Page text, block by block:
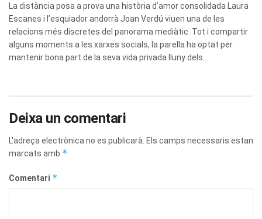
La distància posa a prova una història d’amor consolidada Laura
Escanes i l’esquiador andorrà Joan Verdú viuen una de les
relacions més discretes del panorama mediàtic. Tot i compartir
alguns moments a les xarxes socials, la parella ha optat per
mantenir bona part de la seva vida privada lluny dels...
Deixa un comentari
L'adreça electrònica no es publicarà. Els camps necessaris estan
marcats amb *
Comentari *